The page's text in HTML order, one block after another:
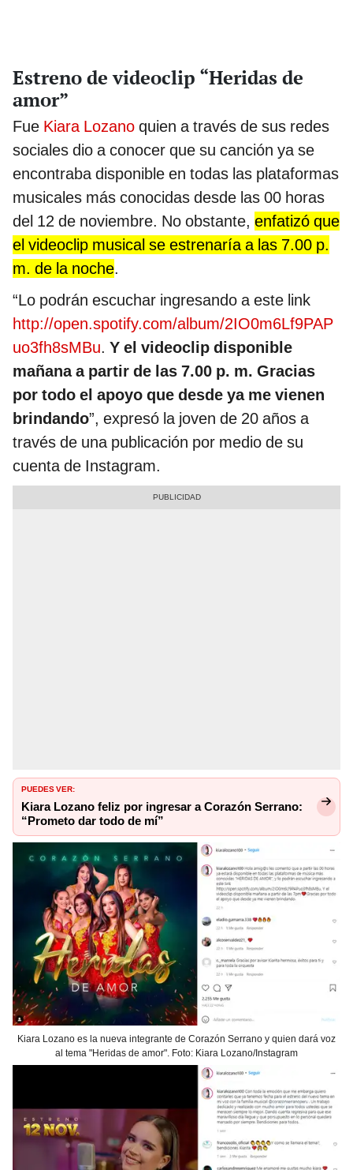
Estreno de videoclip “Heridas de
amor”
Fue Kiara Lozano quien a través de sus redes
sociales dio a conocer que su canción ya se
encontraba disponible en todas las plataformas
musicales más conocidas desde las 00 horas
del 12 de noviembre. No obstante, enfatizó que
el videoclip musical se estrenaría a las 7.00 p.
m. de la noche.
“Lo podrán escuchar ingresando a este link
http://open.spotify.com/album/2IO0m6Lf9PAP
uo3fh8sMBu. Y el videoclip disponible
mañana a partir de las 7.00 p. m. Gracias
por todo el apoyo que desde ya me vienen
brindando”, expresó la joven de 20 años a
través de una publicación por medio de su
cuenta de Instagram.
PUEDES VER:
Kiara Lozano feliz por ingresar a Corazón Serrano:
“Prometo dar todo de mí”
Kiara Lozano es la nueva integrante de Corazón Serrano y quien dará voz
al tema "Heridas de amor". Foto: Kiara Lozano/Instagram